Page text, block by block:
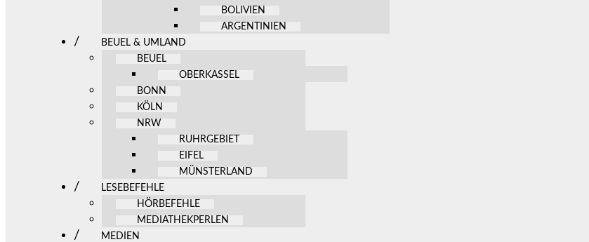
BOLIVIEN
ARGENTINIEN
BEUEL & UMLAND
BEUEL
OBERKASSEL
BONN
KÖLN
NRW
RUHRGEBIET
EIFEL
MÜNSTERLAND
LESEBEFEHLE
HÖRBEFEHLE
MEDIATHEKPERLEN
MEDIEN